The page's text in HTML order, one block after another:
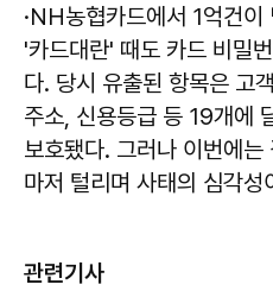
·NH농협카드에서 1억건
'카드대란' 때도 카드 비밀
다. 당시 유출된 항목은 고
주소, 신용등급 등 19개에
보호됐다. 그러나 이번에
마저 털리며 사태의 심각성
관련기사